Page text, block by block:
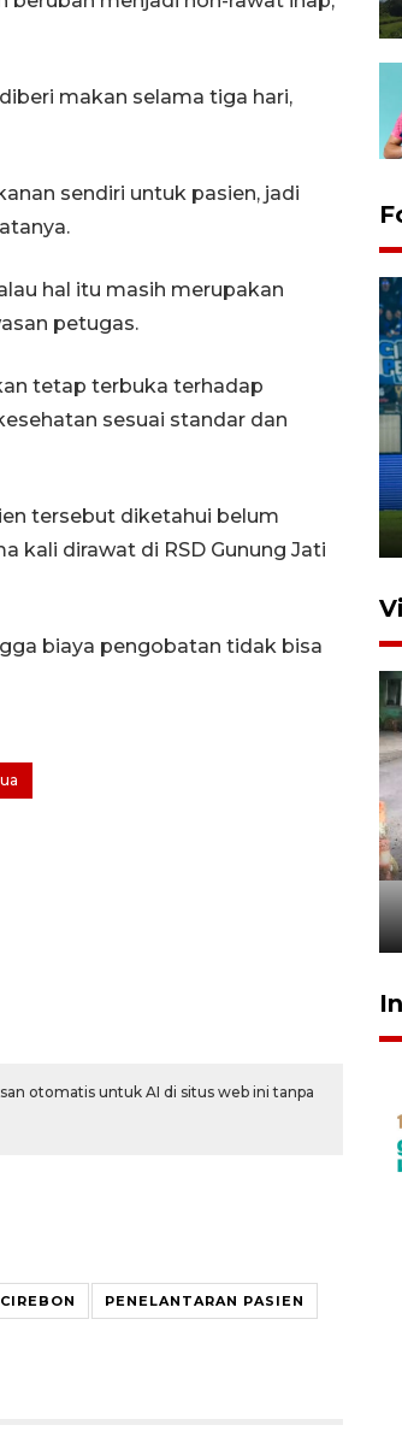
makan selama tiga hari,
sendiri untuk pasien, jadi
hal itu masih merupakan
petugas.
tetap terbuka terhadap
sesuai standar dan
tersebut diketahui belum
kali dirawat di RSD Gunung Jati
biaya pengobatan tidak bisa
otomatis untuk AI di situs web ini tanpa
CIREBON PENELANTARAN PASIEN
Juli 2026 18:01